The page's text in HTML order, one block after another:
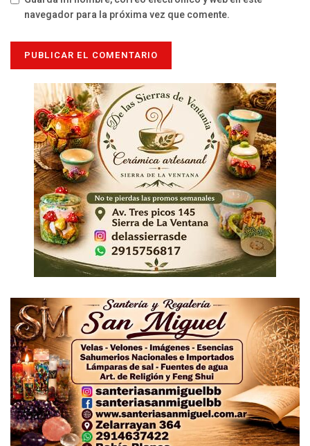
navegador para la próxima vez que comente.